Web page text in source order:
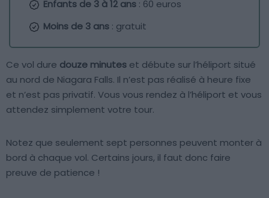
Enfants de 3 à 12 ans : 60 euros
Moins de 3 ans : gratuit
Ce vol dure douze minutes et débute sur l’héliport situé
au nord de Niagara Falls. Il n’est pas réalisé à heure fixe
et n’est pas privatif. Vous vous rendez à l’héliport et vous
attendez simplement votre tour.
Notez que seulement sept personnes peuvent monter à
bord à chaque vol. Certains jours, il faut donc faire
preuve de patience !